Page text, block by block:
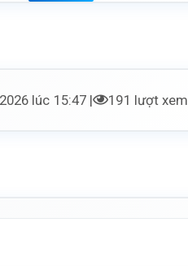
lúc 15:47 | 191 lượt xem